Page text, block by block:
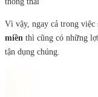
Vì vậy, ngay cả trong việc
miền thì cũng có những
tận dụng chúng.